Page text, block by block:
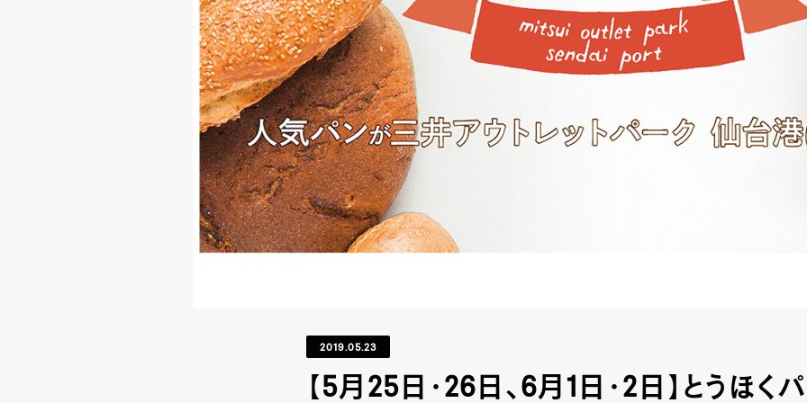
2019.05.23
【5月25日・26日、6月1日・2日】とうほく